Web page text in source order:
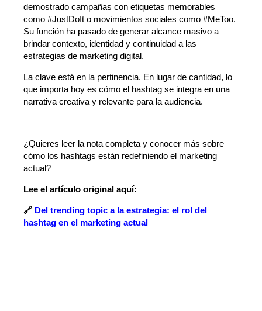
demostrado campañas con etiquetas memorables
como #JustDoIt o movimientos sociales como #MeToo.
Su función ha pasado de generar alcance masivo a
brindar contexto, identidad y continuidad a las
estrategias de marketing digital.
La clave está en la pertinencia. En lugar de cantidad, lo
que importa hoy es cómo el hashtag se integra en una
narrativa creativa y relevante para la audiencia.
¿Quieres leer la nota completa y conocer más sobre
cómo los hashtags están redefiniendo el marketing
actual?
Lee el artículo original aquí:
🔗 Del trending topic a la estrategia: el rol del
hashtag en el marketing actual